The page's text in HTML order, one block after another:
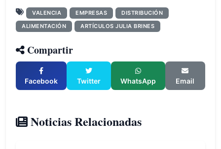
VALENCIA EMPRESAS
DISTRIBUCIÓN
ALIMENTACIÓN
ARTÍCULOS JULIA BRINES
Compartir
Facebook Twitter WhatsApp Email
Noticias Relacionadas